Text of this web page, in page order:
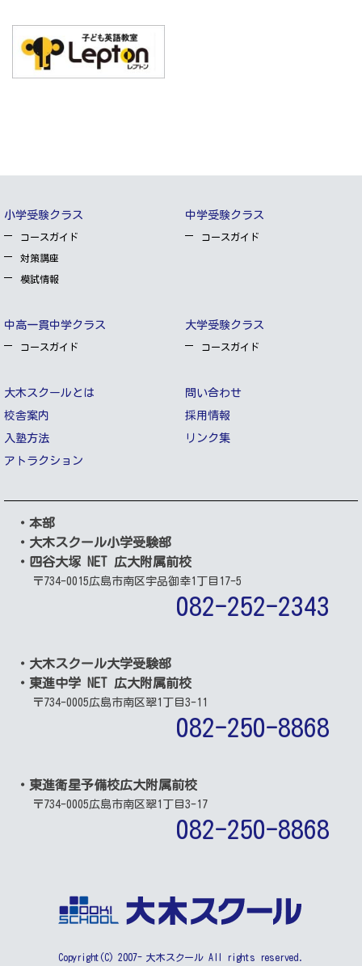
小学受験クラス
コースガイド
対策講座
模試情報
中学受験クラス
コースガイド
中高一貫中学クラス
コースガイド
大学受験クラス
コースガイド
大木スクールとは
校舎案内
入塾方法
アトラクション
問い合わせ
採用情報
リンク集
・本部
・大木スクール小学受験部
・四谷大塚 NET 広大附属前校
〒734-0015広島市南区宇品御幸1丁目17-5
082-252-2343
・大木スクール大学受験部
・東進中学 NET 広大附属前校
〒734-0005広島市南区翠1丁目3-11
082-250-8868
・東進衛星予備校広大附属前校
〒734-0005広島市南区翠1丁目3-17
082-250-8868
Copyright(C) 2007- 大木スクール All rights reserved.